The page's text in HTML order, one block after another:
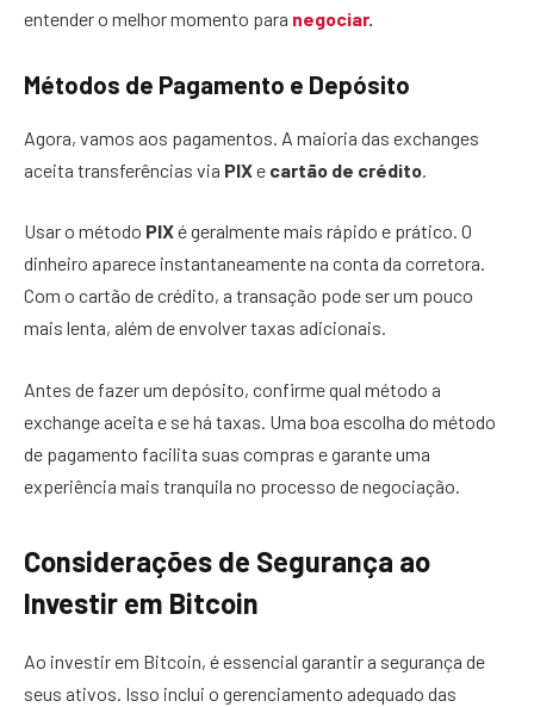
entender o melhor momento para negociar.
Métodos de Pagamento e Depósito
Agora, vamos aos pagamentos. A maioria das exchanges
aceita transferências via PIXe cartão de crédito.
Usar o método PIXé geralmente mais rápido e prático. O
dinheiro aparece instantaneamente na conta da corretora.
Com o cartão de crédito, a transação pode ser um pouco
mais lenta, além de envolver taxas adicionais.
Antes de fazer um depósito, confirme qual método a
exchange aceita e se há taxas. Uma boa escolha do método
de pagamento facilita suas compras e garante uma
experiência mais tranquila no processo de negociação.
Considerações de Segurança ao
Investir em Bitcoin
Ao investir em Bitcoin, é essencial garantir a segurança de
seus ativos. Isso inclui o gerenciamento adequado das